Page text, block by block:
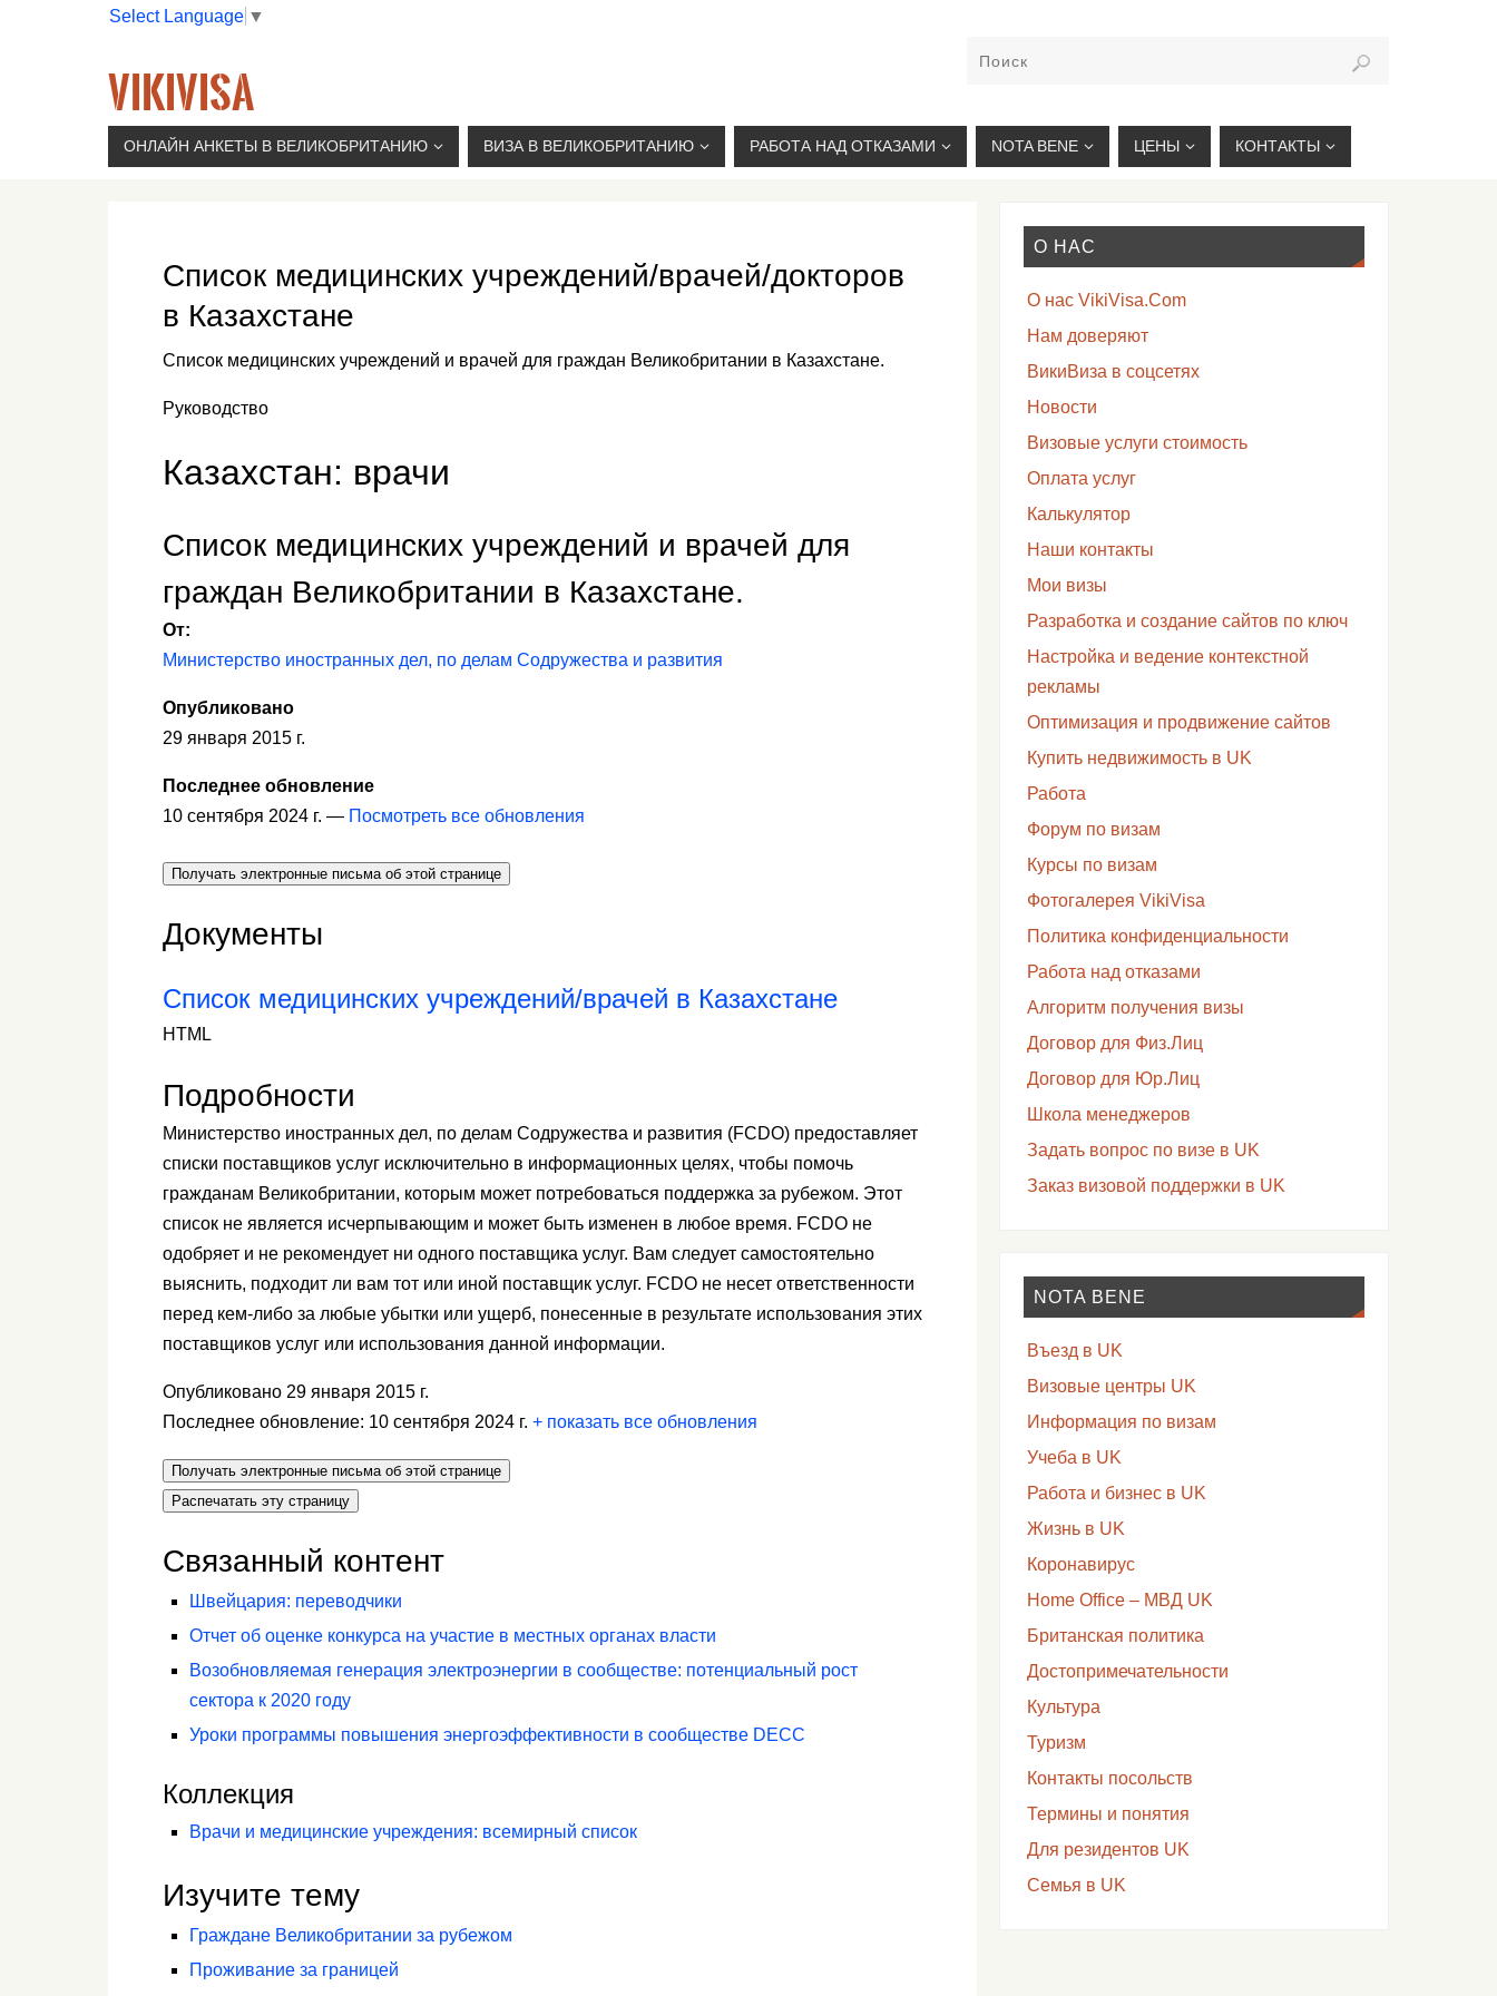
Select Language ▼
VIKIVISA
Г. МОСКВА, 2-Й СЫРОМЯТНИЧЕСКИЙ ПЕР., 11, М. КУРСКАЯ, +7(926)734-03-33, +7(926)274-03-33, VISA@VIKIVISA.RU
ОНЛАЙН АНКЕТЫ В ВЕЛИКОБРИТАНИЮ ВИЗА В ВЕЛИКОБРИТАНИЮ РАБОТА НАД ОТКАЗАМИ NOTA BENE ЦЕНЫ КОНТАКТЫ
Список медицинских учреждений/врачей/докторов
в Казахстане
Список медицинских учреждений и врачей для граждан Великобритании в Казахстане.
Руководство
Казахстан: врачи
Список медицинских учреждений и врачей для
граждан Великобритании в Казахстане.
От:
Министерство иностранных дел, по делам Содружества и развития
Опубликовано
29 января 2015 г.
Последнее обновление
10 сентября 2024 г. — Посмотреть все обновления
Получать электронные письма об этой странице
Документы
Список медицинских учреждений/врачей в Казахстане
HTML
Подробности
Министерство иностранных дел, по делам Содружества и развития (FCDO) предоставляет
списки поставщиков услуг исключительно в информационных целях, чтобы помочь
гражданам Великобритании, которым может потребоваться поддержка за рубежом. Этот
список не является исчерпывающим и может быть изменен в любое время. FCDO не
одобряет и не рекомендует ни одного поставщика услуг. Вам следует самостоятельно
выяснить, подходит ли вам тот или иной поставщик услуг. FCDO не несет ответственности
перед кем-либо за любые убытки или ущерб, понесенные в результате использования этих
поставщиков услуг или использования данной информации.
Опубликовано 29 января 2015 г.
Последнее обновление: 10 сентября 2024 г. + показать все обновления
Получать электронные письма об этой странице
Распечатать эту страницу
Связанный контент
Швейцария: переводчики
Отчет об оценке конкурса на участие в местных органах власти
Возобновляемая генерация электроэнергии в сообществе: потенциальный рост
сектора к 2020 году
Уроки программы повышения энергоэффективности в сообществе DECC
Коллекция
Врачи и медицинские учреждения: всемирный список
Изучите тему
Граждане Великобритании за рубежом
Проживание за границей
О НАС
О нас VikiVisa.Com
Нам доверяют
ВикиВиза в соцсетях
Новости
Визовые услуги стоимость
Оплата услуг
Калькулятор
Наши контакты
Мои визы
Разработка и создание сайтов по ключ
Настройка и ведение контекстной
рекламы
Оптимизация и продвижение сайтов
Купить недвижимость в UK
Работа
Форум по визам
Курсы по визам
Фотогалерея VikiVisa
Политика конфиденциальности
Работа над отказами
Алгоритм получения визы
Договор для Физ.Лиц
Договор для Юр.Лиц
Школа менеджеров
Задать вопрос по визе в UK
Заказ визовой поддержки в UK
NOTA BENE
Въезд в UK
Визовые центры UK
Информация по визам
Учеба в UK
Работа и бизнес в UK
Жизнь в UK
Коронавирус
Home Office – МВД UK
Британская политика
Достопримечательности
Культура
Туризм
Контакты посольств
Термины и понятия
Для резидентов UK
Семья в UK